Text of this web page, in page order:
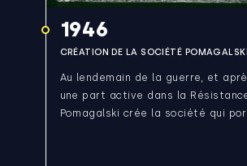
1946
CRÉATION DE LA SOCIÉTÉ POMAGALSKI
Au lendemain de la guerre, et
une part active dans la
Pomagalski crée la société qui